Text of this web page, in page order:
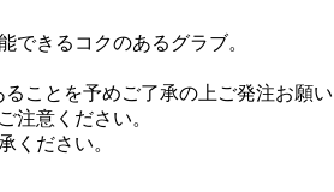
できるコクのあるグラブ。
ことを予めご了承の上ご発注お願い
注意ください。
ください。